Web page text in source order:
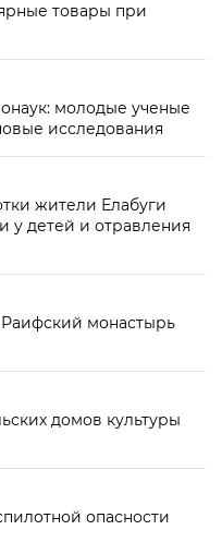
товары при
молодые ученые
исследования
жители Елабуги
у детей и отравления
Раифский монастырь
домов культуры
опасности